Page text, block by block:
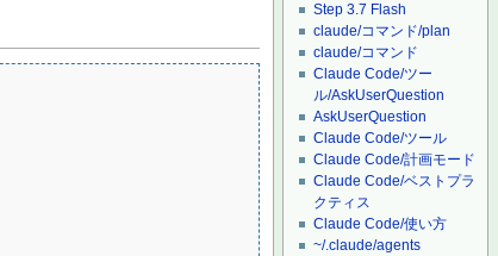
Step 3.7 Flash
claude/コマンド/plan
claude/コマンド
Claude Code/ツー
ル/AskUserQuestion
AskUserQuestion
Claude Code/ツール
Claude Code/計画モード
Claude Code/ベストプラ
クティス
Claude Code/使い方
~/.claude/agents